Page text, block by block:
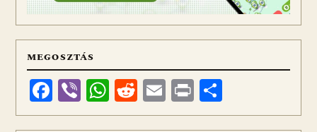
MEGOSZTÁS
Facebook
ViberWhatsApp
Reddit
Email
Print
meg